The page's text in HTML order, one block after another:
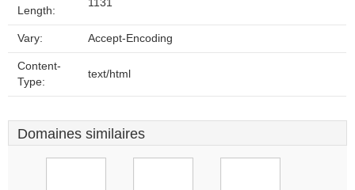
Length:
1131
Vary: Accept-Encoding
Content-
Type:
text/html
Domaines similaires